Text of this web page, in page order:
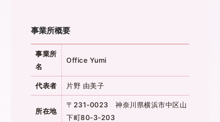
事業所概要
事業所
名
Office Yumi
代表者 片野 由美子
所在地
〒231-0023
神奈川県横浜市中区山
下町80-3-203